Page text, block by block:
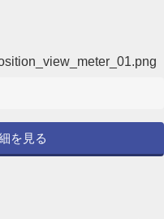
を見る